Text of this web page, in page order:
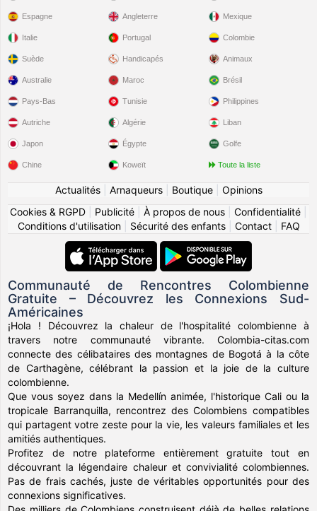
Espagne
Italie
Suède
Angleterre
Portugal
Handicapés
Mexique
Colombie
Animaux
Australie
Pays-Bas
Autriche
Japon
Chine
Maroc
Tunisie
Algérie
Égypte
Koweït
Brésil
Philippines
Liban
Golfe
Toute la liste
Actualités| Arnaqueurs| Boutique| Opinions
Cookies & RGPD
Publicité À propos de nous Confidentialité
Conditions d'utilisation| Sécurité des enfants| Contact| FAQ
Communauté de Rencontres Colombienne
Gratuite – Découvrez les Connexions Sud-
Américaines
¡Hola ! Découvrez la chaleur de l'hospitalité colombienne à
travers notre communauté vibrante. Colombia-citas.com
connecte des célibataires des montagnes de Bogotá à la côte
de Carthagène, célébrant la passion et la joie de la culture
colombienne.
Que vous soyez dans la Medellín animée, l'historique Cali ou la
tropicale Barranquilla, rencontrez des Colombiens compatibles
qui partagent votre zeste pour la vie, les valeurs familiales et les
amitiés authentiques.
Profitez de notre plateforme entièrement gratuite tout en
découvrant la légendaire chaleur et convivialité colombiennes.
Pas de frais cachés, juste de véritables opportunités pour des
connexions significatives.